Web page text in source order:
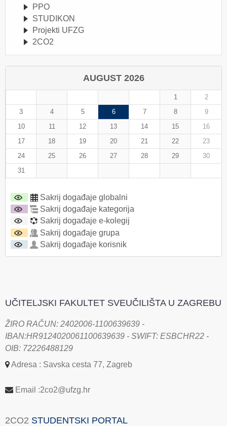
PPO
STUDIKON
Projekti UFZG
2CO2
AUGUST 2026
1
2
3
4 5 6 7 8
9
10
11 12 13 14 15
16
17
18 19 20 21 22
23
24
25 26 27 28 29
30
31
Sakrij događaje globalni
Sakrij događaje kategorija
Sakrij događaje e-kolegij
Sakrij događaje grupa
Sakrij događaje korisnik
UČITELJSKI FAKULTET SVEUČILIŠTA U ZAGREBU
ŽIRO RAČUN: 2402006-1100639639 -
IBAN:HR9124020061100639639 - SWIFT: ESBCHR22 -
OIB: 72226488129
Adresa : Savska cesta 77, Zagreb
Email :2co2@ufzg.hr
2CO2 STUDENTSKI PORTAL